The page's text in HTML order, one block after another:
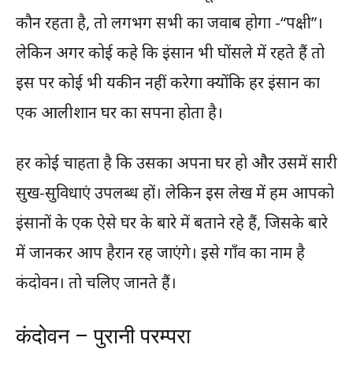
कौन रहता है, तो लगभग सभी का जवाब होगा -“पक्षी”।
लेकिन अगर कोई कहे कि इंसान भी घोंसले में रहते हैं तो
इस पर कोई भी यकीन नहीं करेगा क्योंकि हर इंसान का
एक आलीशान घर का सपना होता है।
हर कोई चाहता है कि उसका अपना घर हो और उसमें सारी
सुख-सुविधाएं उपलब्ध हों। लेकिन इस लेख में हम आपको
इंसानों के एक ऐसे घर के बारे में बताने रहे हैं, जिसके बारे
में जानकर आप हैरान रह जाएंगे। इसे गाँव का नाम है
कंदोवन। तो चलिए जानते हैं।
कंदोवन – पुरानी परम्परा